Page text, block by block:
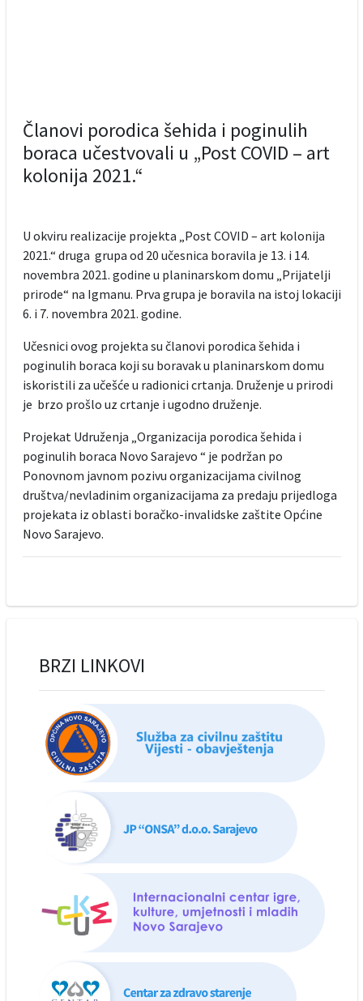
Članovi porodica šehida i poginulih
boraca učestvovali u „Post COVID – art
kolonija 2021.“
U okviru realizacije projekta „Post COVID – art kolonija
2021.“ druga grupa od 20 učesnica boravila je 13. i 14.
novembra 2021. godine u planinarskom domu „Prijatelji
prirode“ na Igmanu. Prva grupa je boravila na istoj lokaciji
6. i 7. novembra 2021. godine.
Učesnici ovog projekta su članovi porodica šehida i
poginulih boraca koji su boravak u planinarskom domu
iskoristili za učešće u radionici crtanja. Druženje u prirodi
je brzo prošlo uz crtanje i ugodno druženje.
Projekat Udruženja „Organizacija porodica šehida i
poginulih boraca Novo Sarajevo “ je podržan po
Ponovnom javnom pozivu organizacijama civilnog
društva/nevladinim organizacijama za predaju prijedloga
projekata iz oblasti boračko-invalidske zaštite Općine
Novo Sarajevo.
BRZI LINKOVI